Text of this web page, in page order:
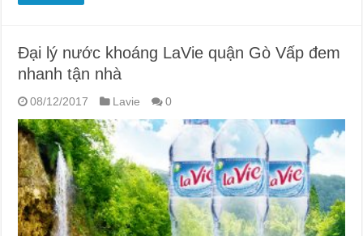
Đại lý nước khoáng LaVie quận Gò Vấp đem
nhanh tận nhà
08/12/2017 Lavie 0